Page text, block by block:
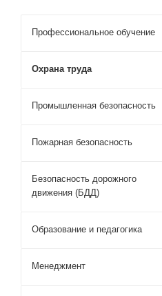
Профессиональное обучение
Охрана труда
Промышленная безопасность
Пожарная безопасность
Безопасность дорожного
движения (БДД)
Образование и педагогика
Менеджмент